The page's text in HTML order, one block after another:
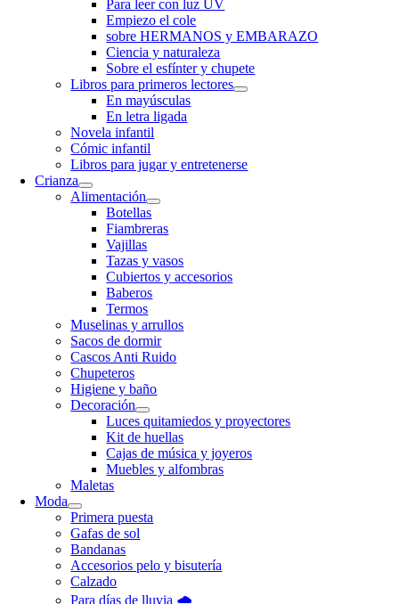
Para leer con luz UV
Empiezo el cole
sobre HERMANOS y EMBARAZO
Ciencia y naturaleza
Sobre el esfínter y chupete
Libros para primeros lectores
En mayúsculas
En letra ligada
Novela infantil
Cómic infantil
Libros para jugar y entretenerse
Crianza
Alimentación
Botellas
Fiambreras
Vajillas
Tazas y vasos
Cubiertos y accesorios
Baberos
Termos
Muselinas y arrullos
Sacos de dormir
Cascos Anti Ruido
Chupeteros
Higiene y baño
Decoración
Luces quitamiedos y proyectores
Kit de huellas
Cajas de música y joyeros
Muebles y alfombras
Maletas
Moda
Primera puesta
Gafas de sol
Bandanas
Accesorios pelo y bisutería
Calzado
Para días de lluvia 🌧️